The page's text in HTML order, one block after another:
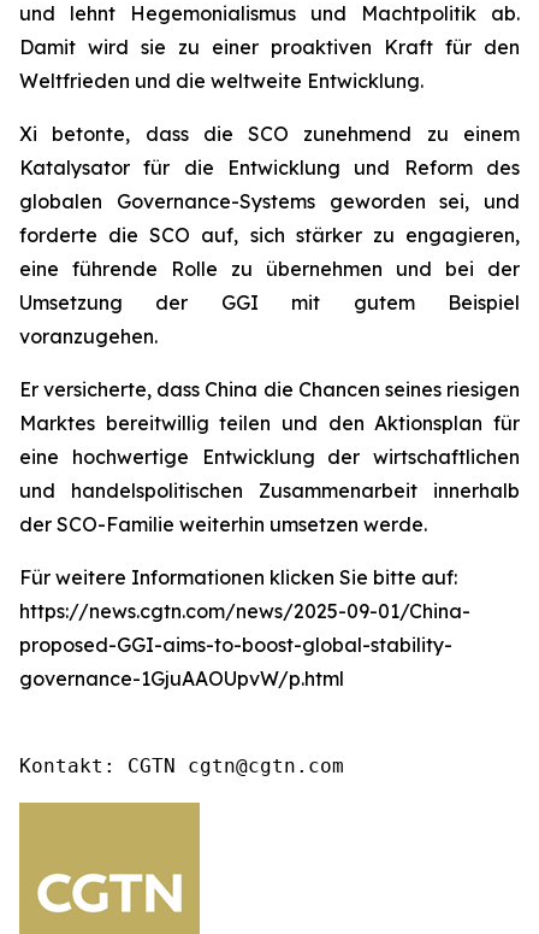
und lehnt Hegemonialismus und Machtpolitik ab.
Damit wird sie zu einer proaktiven Kraft für den
Weltfrieden und die weltweite Entwicklung.
Xi betonte, dass die SCO zunehmend zu einem
Katalysator für die Entwicklung und Reform des
globalen Governance-Systems geworden sei, und
forderte die SCO auf, sich stärker zu engagieren,
eine führende Rolle zu übernehmen und bei der
Umsetzung der GGI mit gutem Beispiel
voranzugehen.
Er versicherte, dass China die Chancen seines riesigen
Marktes bereitwillig teilen und den Aktionsplan für
eine hochwertige Entwicklung der wirtschaftlichen
und handelspolitischen Zusammenarbeit innerhalb
der SCO-Familie weiterhin umsetzen werde.
Für weitere Informationen klicken Sie bitte auf:
https://news.cgtn.com/news/2025-09-01/China-
proposed-GGI-aims-to-boost-global-stability-
governance-1GjuAAOUpvW/p.html
Kontakt: CGTN cgtn@cgtn.com